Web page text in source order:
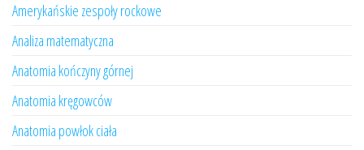
Amerykańskie zespoły rockowe
Analiza matematyczna
Anatomia kończyny górnej
Anatomia kręgowców
Anatomia powłok ciała